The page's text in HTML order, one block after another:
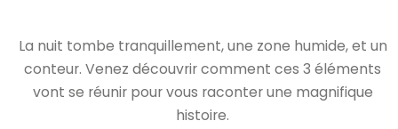
La nuit tombe tranquillement, une zone humide, et un
conteur. Venez découvrir comment ces 3 éléments
vont se réunir pour vous raconter une magnifique
histoire.